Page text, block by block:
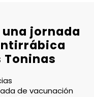
jornada
Toninas
de vacunación